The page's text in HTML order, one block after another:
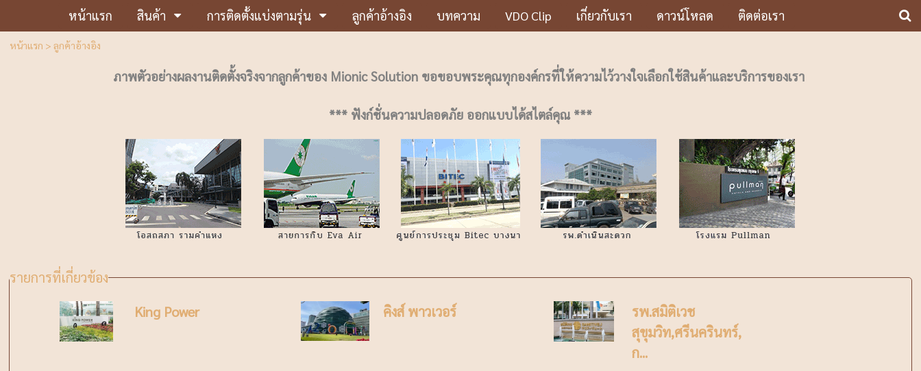
หน้าแรก สินค้า การติดตั้งแบ่งตามรุ่น ลูกค้าอ้างอิง บทความ VDO Clip เกี่ยวกับเรา ดาวน์โหลด ติดต่อเรา
หน้าแรก > ลูกค้าอ้างอิง
ภาพตัวอย่างผลงานติดตั้งจริงจากลูกค้าของ Mionic Solution ขอขอบพระคุณทุกองค์กรที่ให้ความไว้วางใจเลือกใช้สินค้าและบริการของเรา
*** ฟังก์ชั่นความปลอดภัย ออกแบบได้สไตล์คุณ ***
รายการที่เกี่ยวข้อง
King Power
คิงส์ พาวเวอร์
รพ.สมิติเวช
สุขุมวิท,ศรีนครินทร์,
ก...